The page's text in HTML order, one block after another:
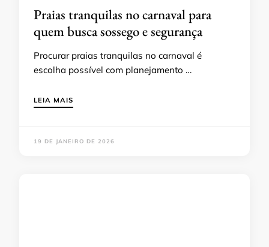
Praias tranquilas no carnaval para
quem busca sossego e segurança
Procurar praias tranquilas no carnaval é
escolha possível com planejamento …
LEIA MAIS
19 DE JANEIRO DE 2026